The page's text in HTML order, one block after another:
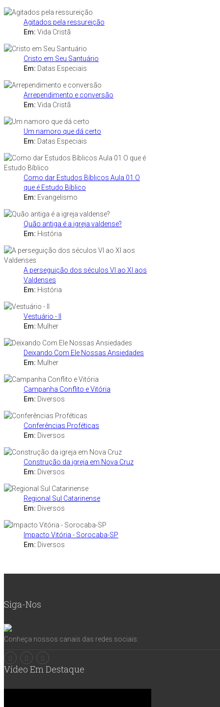
Agitados pela ressureição
Em: Vida Cristã
Cristo em Seu Santuário
Em: Datas Especiais
Arrependimento e conversão
Em: Vida Cristã
Um namoro que dá certo
Em: Datas Especiais
Como dar Estudos Bíblicos Aula 01 O
que é Estudo Bíblico
Em: Evangelismo
Quão antiga é a igreja valdense?
Em: História
A perseguição dos séculos VI ao XI aos
Valdenses
Em: História
Vestuário - II
Em: Mulher
Deixando Com Ele Nossas Ansiedades
Em: Mulher
Campanha Conflito e Vitória
Em: Diversos
Conferências Proféticas
Em: Diversos
Construção da igreja em Nova Cruz
Em: Diversos
Regional Sul Catarinense
Em: Diversos
Impacto Vitória - Sorocaba-SP
Em: Diversos
Siga-Nos
Conheça nossos canais das redes sociais:
Vídeo Em Destaque